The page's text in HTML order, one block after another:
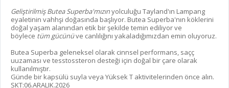
Geliştirilmiş Butea Superba'mızınyolculuğu Tayland'ın Lampang
eyaletinin vahhşi doğasında başlıyor. Butea Superba'nın köklerini
doğal yaşam alanından etik bir şekilde temin ediliyor ve
böylece tüm gücünüve canlılığını yakaladığımızdan emin oluyoruz.
Butea Superba geleneksel olarak cinnsel performans, saçç
uuzaması ve tesstossteron desteği için doğal bir çare olarak
kullanılmıştır.
Günde bir kapsülü suyla veya Yüksek T aktivitelerinden önce alın.
SKT:06.ARALIK.2026